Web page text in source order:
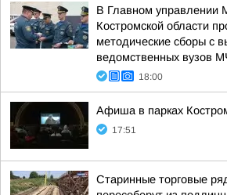
В Главном управлении
Костромской области
методические сборы с
ведомственных вузов
18:00
Афиша в парках
17:51
Старинные торговые